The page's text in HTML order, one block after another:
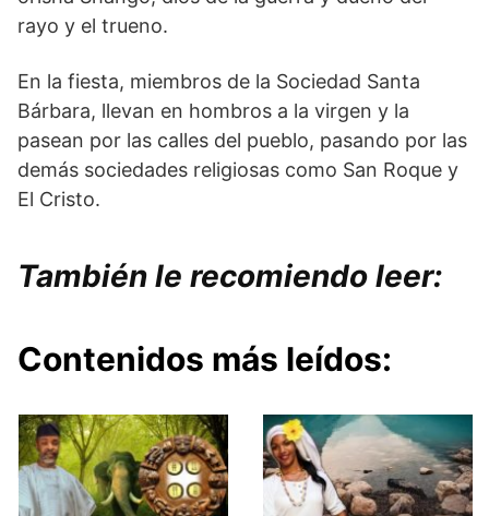
rayo y el trueno.
En la fiesta, miembros de la Sociedad Santa
Bárbara, llevan en hombros a la virgen y la
pasean por las calles del pueblo, pasando por las
demás sociedades religiosas como San Roque y
El Cristo.
También le recomiendo leer:
Contenidos más leídos: